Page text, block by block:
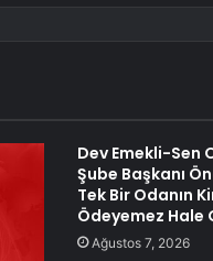
Dev Emekli-Sen
Şube Başkanı
Tek Bir Odanın
Ödeyemez Hale
Ağustos 7, 2026